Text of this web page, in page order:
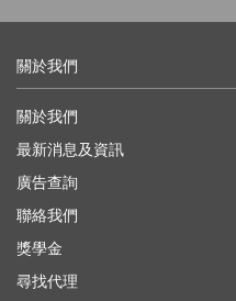
關於我們
關於我們
最新消息及資訊
廣告查詢
聯絡我們
獎學金
尋找代理